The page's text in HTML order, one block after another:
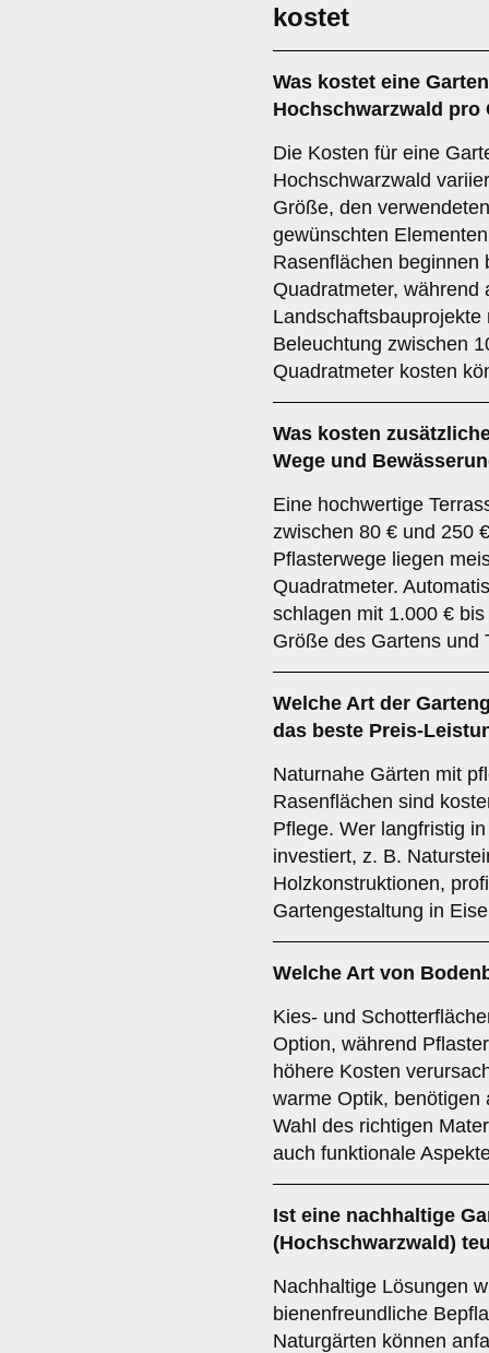
kostet
Was kostet eine
Hochschwarzwald pro
Die Kosten für eine
Hochschwarzwald
Größe, den
gewünschten
Rasenflächen beginnen
Quadratmeter, während
Beleuchtung zwischen
Quadratmeter kosten
Was kosten
Wege und
Eine hochwertige
zwischen 80 € und 250
Pflasterwege liegen
Quadratmeter.
schlagen mit 1.000 €
Größe des Gartens und
Welche Art der
das beste Preis-
Naturnahe Gärten mit
Rasenflächen sind
Pflege. Wer langfristig
investiert, z. B.
Holzkonstruktionen,
Gartengestaltung in
Welche Art von
Kies- und
Option, während
höhere Kosten
warme Optik,
Wahl des richtigen
auch funktionale
Ist eine nachhaltige
(Hochschwarzwald)
Nachhaltige Lösungen
bienenfreundliche
Naturgärten können